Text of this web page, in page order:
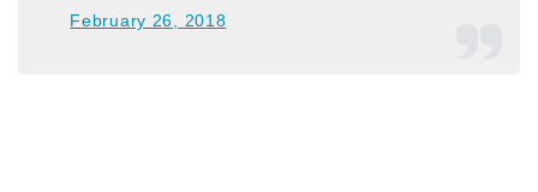
February 26, 2018